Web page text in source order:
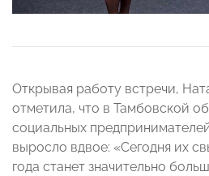
Открывая работу встречи,
отметила, что в Тамбовской
социальных
выросло вдвое: «Сегодня их
года станет значительно